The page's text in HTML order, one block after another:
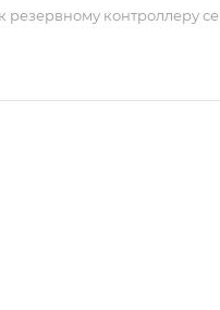
контроллеру